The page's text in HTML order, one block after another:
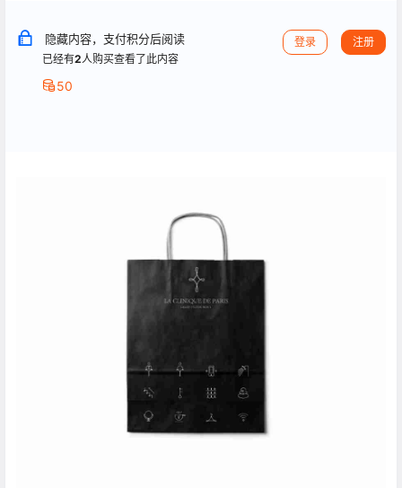
隐藏内容，支付积分后阅读
已经有2人购买查看了此内容
50
登录 注册